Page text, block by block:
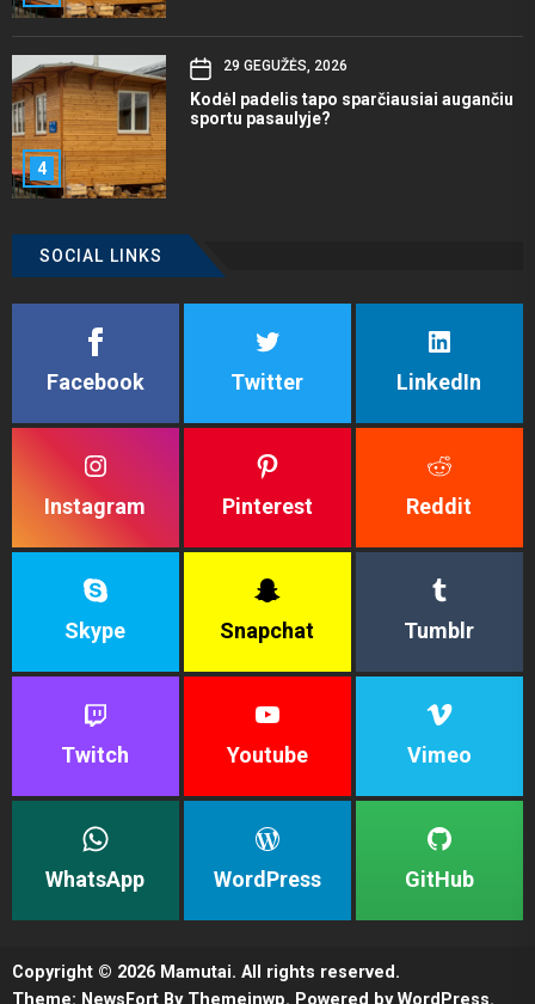
4
29 GEGUŽĖS, 2026
Kodėl padelis tapo sparčiausiai augančiu
sportu pasaulyje?
SOCIAL LINKS
Facebook Twitter LinkedIn
Instagram Pinterest Reddit
Skype Snapchat Tumblr
Twitch Youtube Vimeo
WhatsApp WordPress GitHub
Copyright © 2026 Mamutai. All rights reserved.